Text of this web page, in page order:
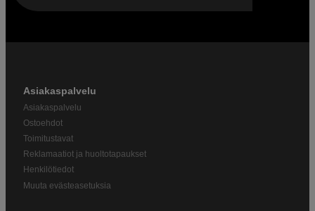
Asiakaspalvelu
Asiakaspalvelu
Ostoehdot
Toimitustavat
Reklamaatiot ja huoltotapaukset
Henkilötiedot
Muuta evästeasetuksia